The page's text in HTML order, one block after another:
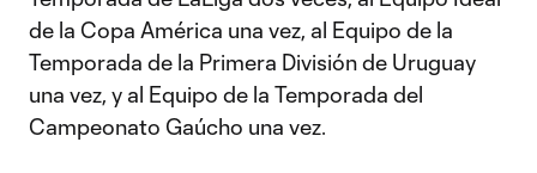
de la Copa América una vez, al Equipo de la
Temporada de la Primera División de Uruguay
una vez, y al Equipo de la Temporada del
Campeonato Gaúcho una vez.